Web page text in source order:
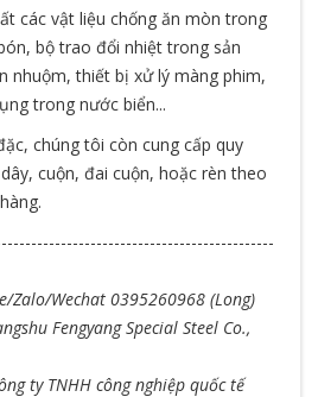
các vật liệu chống ăn mòn trong
bộ trao đổi nhiệt trong sản
nhuộm, thiết bị xử lý màng phim,
trong nước biển...
chúng tôi còn cung cấp quy
cuộn, đai cuộn, hoặc rèn theo
Zalo/Wechat 0395260968 (Long)
Fengyang Special Steel Co.,
ty TNHH công nghiệp quốc tế